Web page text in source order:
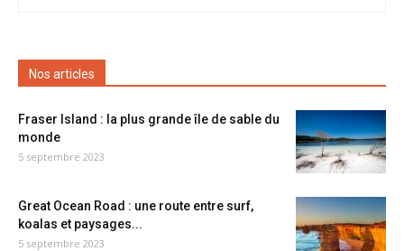
Nos articles
Fraser Island : la plus grande île de sable du
monde
5 septembre 2023
Great Ocean Road : une route entre surf,
koalas et paysages...
5 septembre 2023